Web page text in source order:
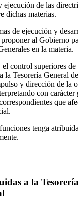
ejecución de las
dichas materias.
de ejecución y
al Gobierno
en la materia.
control superiores de
la Tesorería General
y dirección de la
con carácter
que
tenga
a la